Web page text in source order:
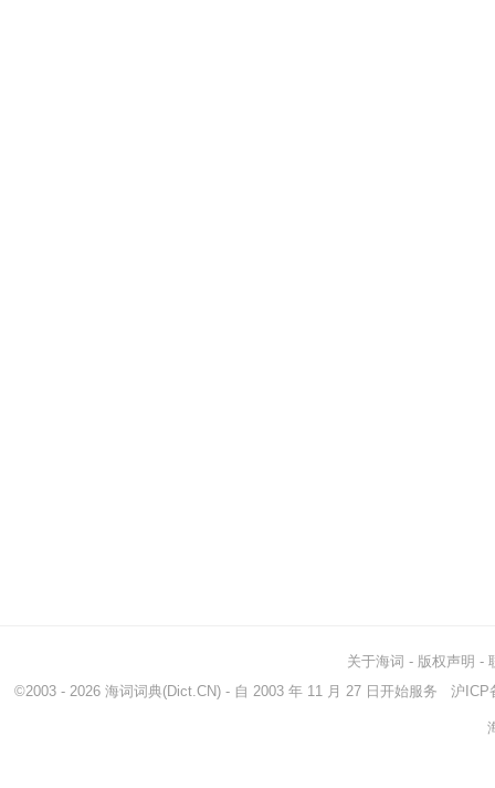
关于海词 - 版权声明 -
©2003 - 2026 海词词典(Dict.CN) - 自 2003 年 11 月 27 日开始服务 沪ICP